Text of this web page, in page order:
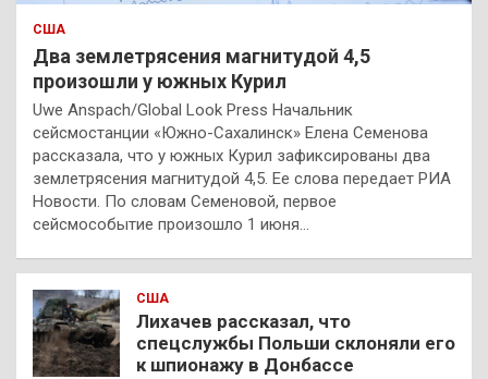
США
Два землетрясения магнитудой 4,5
произошли у южных Курил
Uwe Anspach/Global Look Press Начальник
сейсмостанции «Южно-Сахалинск» Елена Семенова
рассказала, что у южных Курил зафиксированы два
землетрясения магнитудой 4,5. Ее слова передает РИА
Новости. По словам Семеновой, первое
сейсмособытие произошло 1 июня…
США
Лихачев рассказал, что
спецслужбы Польши склоняли его
к шпионажу в Донбассе